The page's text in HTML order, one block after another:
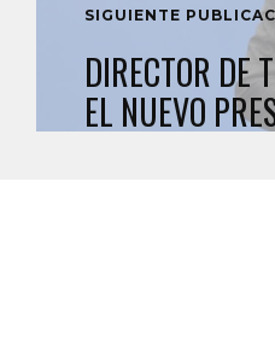
SIGUIENTE
DIRECTOR DE
EL NUEVO